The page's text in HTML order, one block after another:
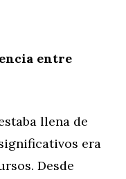
entre
llena de
era
Desde